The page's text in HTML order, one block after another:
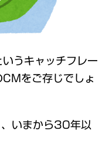
うキャッチフレー
をご存じでしょ
いまから30年以